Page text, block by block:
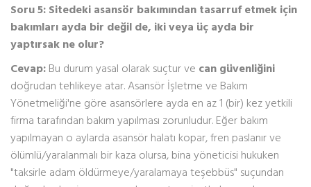
Soru 5: Sitedeki asansör bakımından tasarruf etmek için
bakımları ayda bir değil de, iki veya üç ayda bir
yaptırsak ne olur?
Cevap: Bu durum yasal olarak suçtur ve can güvenliğini
doğrudan tehlikeye atar. Asansör İşletme ve Bakım
Yönetmeliği'ne göre asansörlere ayda en az 1 (bir) kez yetkili
firma tarafından bakım yapılması zorunludur. Eğer bakım
yapılmayan o aylarda asansör halatı kopar, fren paslanır ve
ölümlü/yaralanmalı bir kaza olursa, bina yöneticisi hukuken
"taksirle adam öldürmeye/yaralamaya teşebbüs" suçundan